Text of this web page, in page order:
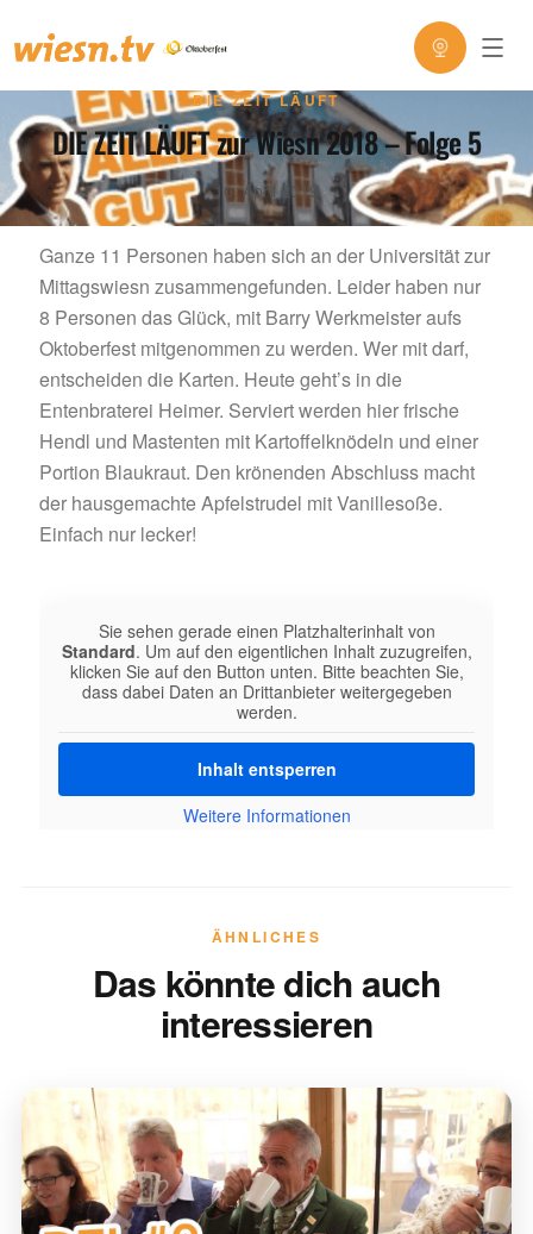
DIE ZEIT LÄUFT
DIE ZEIT LÄUFT zur Wiesn 2018 – Folge 5
10. April 2019
Ganze 11 Personen haben sich an der Universität zur
Mittagswiesn zusammengefunden. Leider haben nur
8 Personen das Glück, mit Barry Werkmeister aufs
Oktoberfest mitgenommen zu werden. Wer mit darf,
entscheiden die Karten. Heute geht’s in die
Entenbraterei Heimer. Serviert werden hier frische
Hendl und Mastenten mit Kartoffelknödeln und einer
Portion Blaukraut. Den krönenden Abschluss macht
der hausgemachte Apfelstrudel mit Vanillesoße.
Einfach nur lecker!
Sie sehen gerade einen Platzhalterinhalt von
Standard. Um auf den eigentlichen Inhalt zuzugreifen,
klicken Sie auf den Button unten. Bitte beachten Sie,
dass dabei Daten an Drittanbieter weitergegeben
werden.
Inhalt entsperren
Weitere Informationen
ÄHNLICHES
Das könnte dich auch
interessieren